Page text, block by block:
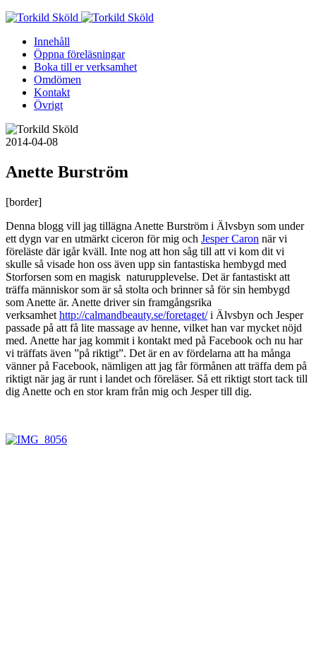
Skip
contentInnehåll
Öppna föreläsningar
Boka till er verksamhet
Omdömen
Kontakt
Övrigt
2014-04-08
Anette Burström
[border]
Denna blogg vill jag tillägna Anette Burström i Älvsbyn som under
ett dygn var en utmärkt ciceron för mig och Jesper Caron när vi
föreläste där igår kväll. Inte nog att hon såg till att vi kom dit vi
skulle så visade hon oss även upp sin fantastiska hembygd med
Storforsen som en magisk naturupplevelse. Det är fantastiskt att
träffa människor som är så stolta och brinner så för sin hembygd
som Anette är. Anette driver sin framgångsrika
verksamhet http://calmandbeauty.se/foretaget/i Älvsbyn och Jesper
passade på att få lite massage av henne, vilket han var mycket nöjd
med. Anette har jag kommit i kontakt med på Facebook och nu har
vi träffats även ”på riktigt”. Det är en av fördelarna att ha många
vänner på Facebook, nämligen att jag får förmånen att träffa dem på
riktigt när jag är runt i landet och föreläser. Så ett riktigt stort tack till
dig Anette och en stor kram från mig och Jesper till dig.